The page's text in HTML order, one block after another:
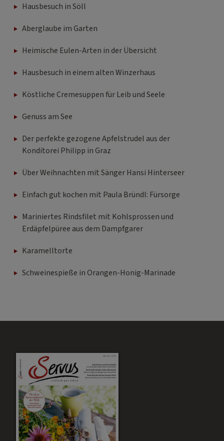
Hausbesuch in Söll
Aberglaube im Garten
Heimische Eulen-Arten in der Übersicht
Hausbesuch in einem alten Winzerhaus
Köstliche Cremesuppen für Leib und Seele
Genuss am See
Der perfekte gezogene Apfelstrudel aus der
Konditorei Philipp in Graz
Über Weihnachten mit Sänger Hansi Hinterseer
Einfach gut kochen mit Paula Bründl: Fürsorge
Mariniertes Rindsfilet mit Kohlsprossen und
Erdäpfelpüree aus dem Dampfgarer
Karamelltorte
Schweinespieße in Orangen-Honig-Marinade